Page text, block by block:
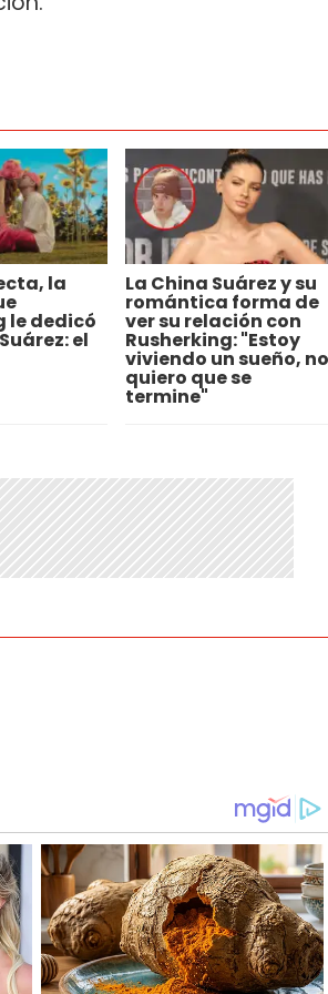
la
le dedicó
el
La China Suárez y su
romántica forma de
ver su relación con
Rusherking: "Estoy
viviendo un sueño, no
quiero que se
termine"